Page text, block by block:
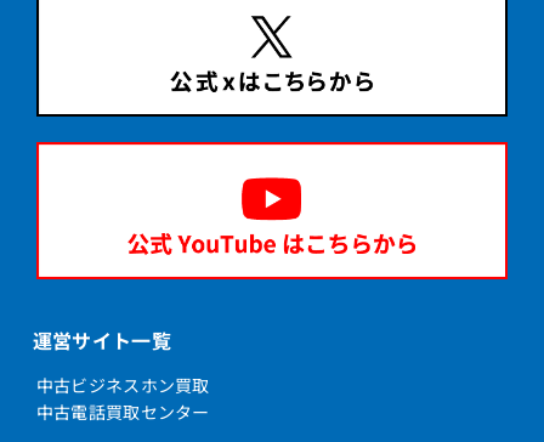
運営サイト一覧
中古ビジネスホン買取
中古電話買取センター